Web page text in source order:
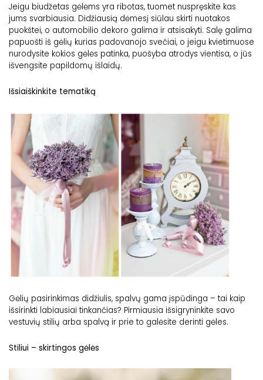
Jeigu biudžetas gėlėms yra ribotas, tuomet nuspręskite kas
jums svarbiausia. Didžiausią dėmesį siūlau skirti nuotakos
puokštei, o automobilio dekoro galima ir atsisakyti. Salę galima
papuošti iš gėlių kurias padovanojo svečiai, o jeigu kvietimuose
nurodysite kokios gėlės patinka, puošyba atrodys vientisa, o jūs
išvengsite papildomų išlaidų.
Išsiaiškinkite tematiką
Gėlių pasirinkimas didžiulis, spalvų gama įspūdinga – tai kaip
išsirinkti labiausiai tinkančias? Pirmiausia išsigryninkite savo
vestuvių stilių arba spalvą ir prie to galėsite derinti gėles.
Stiliui – skirtingos gėlės